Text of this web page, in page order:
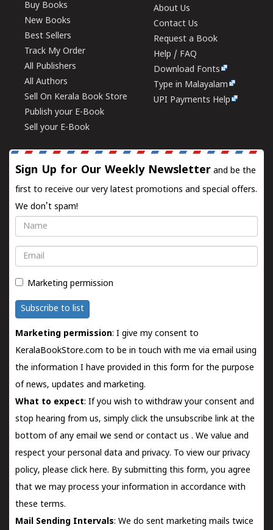
Buy Books
New Books
Best Sellers
Track My Order
All Publishers
All Authors
Sell On Kerala Book Store
Publish your E-Book
Sell your E-Book
About Us
Contact Us
Request a Book
Help / FAQ
Download Fonts
Type in Malayalam
UPI Payments Help
Sign Up for Our Weekly Newsletter and be the
first to receive our very latest promotions and special offers.
We don't spam!
Name
Email
Marketing permission
Subscribe to list
Marketing permission: I give my consent to
KeralaBookStore.com to be in touch with me via email using
the information I have provided in this form for the purpose
of news, updates and marketing.
What to expect: If you wish to withdraw your consent and
stop hearing from us, simply click the unsubscribe link at the
bottom of any email we send orcontact us . We value and
respect your personal data and privacy. To view our privacy
policy, please click here. By submitting this form, you agree
that we may process your information in accordance with
these terms.
Mail Sending Intervals: We do sent marketing mails twice